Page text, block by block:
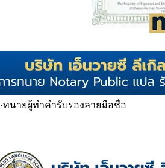
·ทนายผู้ทำคำรับรองลายมือชื่อ